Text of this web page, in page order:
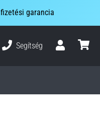
garancia
Segítség